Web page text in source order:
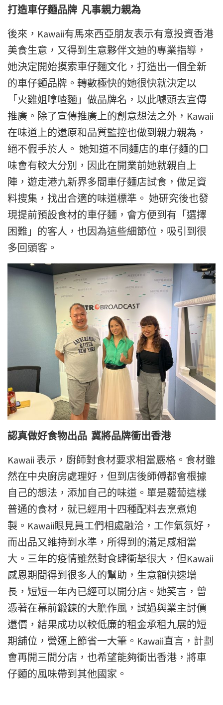
打造車仔麵品牌 凡事親力親為
後來，Kawaii有馬來西亞朋友表示有意投資香港
美食生意，又得到生意夥伴文迪的專業指導，
她決定開始摸索車仔麵文化，打造出一個全新
的車仔麵品牌。轉數極快的她很快就決定以
「火雞姐嗱喳麵」做品牌名，以此噱頭去宣傳
推廣。除了宣傳推廣上的創意想法之外，Kawaii
在味道上的還原和品質監控也做到親力親為，
絕不假手於人。 她知道不同麵店的車仔麵的口
味會有較大分別，因此在開業前她就親自上
陣，遊走港九新界多間車仔麵店試食，做足資
料搜集，找出合適的味道標準。 她研究後也發
現提前預設食材的車仔麵，會方便到有「選擇
困難」的客人，也因為這些細節位，吸引到很
多回頭客。
認真做好食物出品 冀將品牌衝出香港
Kawaii 表示，廚師對食材要求相當嚴格。食材雖
然在中央廚房處理好，但到店後師傅都會根據
自己的想法，添加自己的味道。單是蘿蔔這樣
普通的食材，就已經用十四種配料去烹煮炮
製。Kawaii眼見員工們相處融洽，工作氣氛好，
而出品又維持到水準，所得到的滿足感相當
大。三年的疫情雖然對食肆衝擊很大，但Kawaii
感恩期間得到很多人的幫助，生意額快速增
長，短短一年內已經可以開分店。她笑言，曾
憑著在幕前鍛鍊的大膽作風，試過與業主討價
還價，結果成功以較低廉的租金承租九展的短
期舖位，營運上節省一大筆。Kawaii直言，計劃
會再開三間分店，也希望能夠衝出香港，將車
仔麵的風味帶到其他國家。